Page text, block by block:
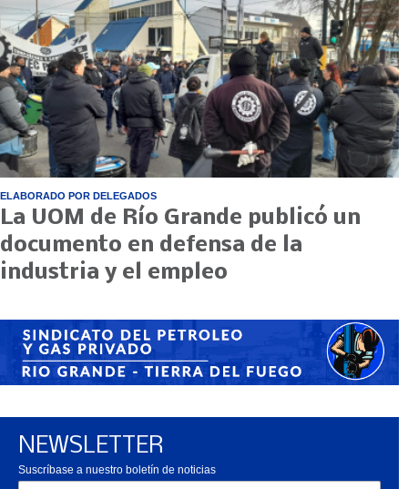
ELABORADO POR DELEGADOS
La UOM de Río Grande publicó un
documento en defensa de la
industria y el empleo
NEWSLETTER
Suscríbase a nuestro boletín de noticias